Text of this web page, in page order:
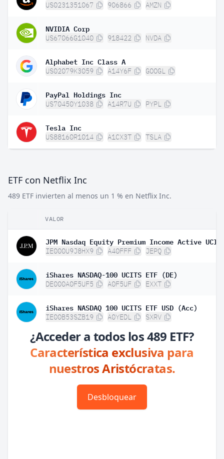
US0231351067 906866 AMZN
NVIDIA Corp
US67066G1040 918422 NVDA
Alphabet Inc Class A
US02079K3059 A14Y6F GOOGL
PayPal Holdings Inc
US70450Y1038 A14R7U PYPL
Tesla Inc
US88160R1014 A1CX3T TSLA
ETF con Netflix Inc
489 ETF invierten al menos un 1 % en Netflix Inc.
VALOR
IE000U9J8HX9 A40FFF JEPQ
iShares NASDAQ-100 UCITS ETF (DE)
DE000A0F5UF5 A0F5UF EXXT
iShares NASDAQ 100 UCITS ETF USD (Acc)
IE00B53SZB19 A0YEDL SXRV
¿Acceder a todos los 489 ETF?
Característica exclusiva para
nuestros Aristócratas.
Desbloquear